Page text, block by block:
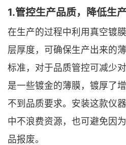
1.管控生产品质，降低生
在生产的过程中利用真空镀
层厚度，可确保生产出来的
标准，对于品质管控可减少
是一些镀金的薄膜，镀厚了
不到品质要求。安装这款仪
中不浪费资源，也可避免因
品报废。